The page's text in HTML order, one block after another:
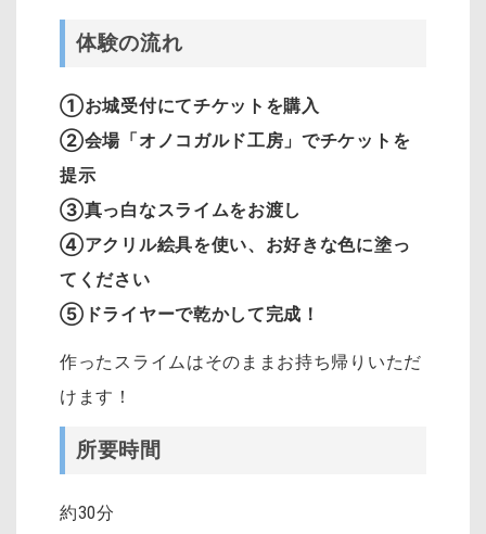
体験の流れ
①お城受付にてチケットを購入
②会場「オノコガルド工房」でチケットを
提示
③真っ白なスライムをお渡し
④アクリル絵具を使い、お好きな色に塗っ
てください
⑤ドライヤーで乾かして完成！
作ったスライムはそのままお持ち帰りいただ
けます！
所要時間
約30分